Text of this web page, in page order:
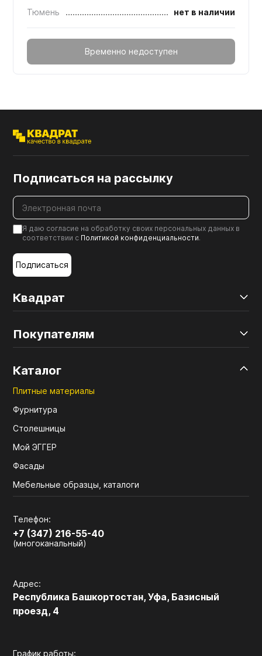
Тюмень
нет в наличии
Временно недоступен
Квадрат
Покупателям
Каталог
Плитные материалы
Фурнитура
Столешницы
Мой ЭГГЕР
Фасады
Мебельные образцы, каталоги
Телефон:
+7 (347) 216-55-40
(многоканальный)
Адрес:
Республика Башкортостан, Уфа, Базисный
проезд, 4
График работы:
Подписаться на рассылку
Я даю согласие на обработку своих персональных данных в
соответствии с Политикой конфиденциальности.
Подписаться